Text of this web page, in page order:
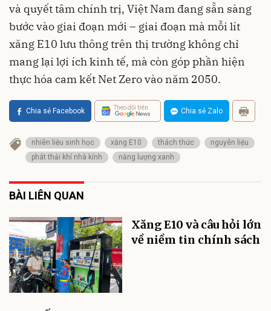
và quyết tâm chính trị, Việt Nam đang sẵn sàng
bước vào giai đoạn mới – giai đoạn mà mỗi lít
xăng E10 lưu thông trên thị trường không chỉ
mang lại lợi ích kinh tế, mà còn góp phần hiện
thực hóa cam kết Net Zero vào năm 2050.
Chia sẻ Facebook Theo dõi trên Chia sẻ Zalo
nhiên liệu sinh học xăng E10 thách thức
nguyên liệu
phát thải khí nhà kính
năng lượng xanh
BÀI LIÊN QUAN
Xăng E10 và câu hỏi lớn
về niềm tin chính sách